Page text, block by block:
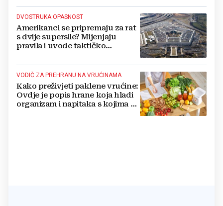
DVOSTRUKA OPASNOST
Amerikanci se pripremaju za rat
s dvije supersile? Mijenjaju
pravila i uvode taktičko
VODIČ ZA PREHRANU NA VRUĆINAMA
Kako preživjeti paklene vrućine:
Ovdje je popis hrane koja hladi
organizam i napitaka s kojima si